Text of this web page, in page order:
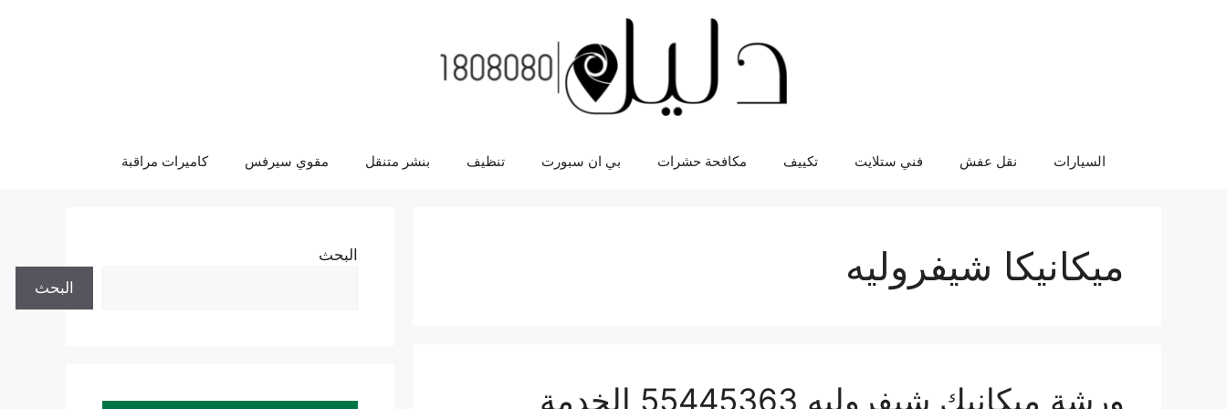
السيارات نقل عفش فني ستلايت تكييف مكافحة حشرات بي ان سبورت تنظيف بنشر متنقل مقوي سيرفس كاميرات مراقبة
ميكانيكا شيفروليه
ورشة ميكانيك شيفروليه 55445363 الخدمة
البحث
البحث